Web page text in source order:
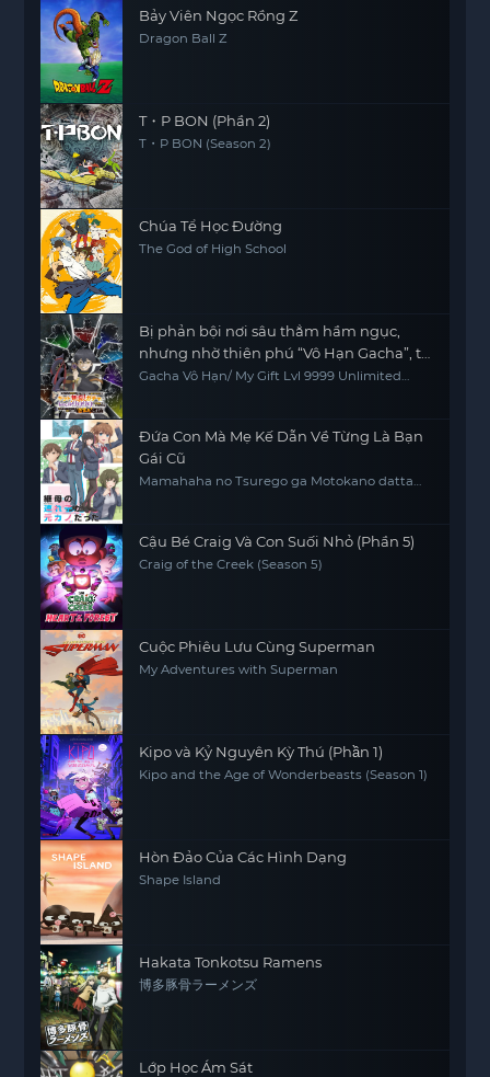
Bảy Viên Ngọc Rồng Z
Dragon Ball Z
T・P BON (Phần 2)
T・P BON (Season 2)
Chúa Tể Học Đường
The God of High School
Bị phản bội nơi sâu thẳm hầm ngục,
nhưng nhờ thiên phú “Vô Hạn Gacha”, tôi
chiêu mộ các đồng đội cấp 9999 để trả
Gacha Vô Hạn/ My Gift Lvl 9999 Unlimited
Đứa Con Mà Mẹ Kế Dẫn Về Từng Là Bạn
Gái Cũ
Mamahaha no Tsurego ga Motokano datta
Cậu Bé Craig Và Con Suối Nhỏ (Phần 5)
Craig of the Creek (Season 5)
Cuộc Phiêu Lưu Cùng Superman
My Adventures with Superman
Kipo và Kỷ Nguyên Kỳ Thú (Phần 1)
Kipo and the Age of Wonderbeasts (Season 1)
Hòn Đảo Của Các Hình Dạng
Shape Island
Hakata Tonkotsu Ramens
博多豚骨ラーメンズ
Lớp Học Ám Sát